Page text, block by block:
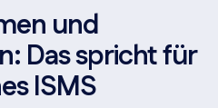
und
Das spricht für
ISMS